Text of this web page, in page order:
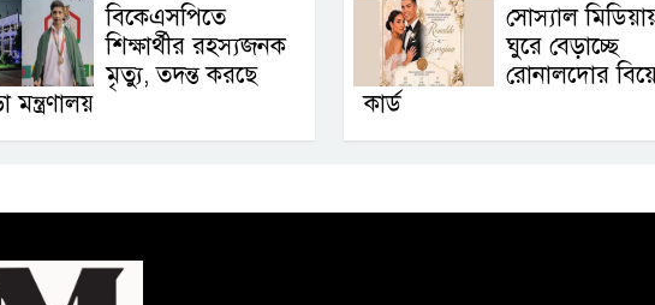
বিকেএসপিতে
শিক্ষার্থীর রহস্যজনক
মৃত্যু, তদন্ত করছে
মন্ত্রণালয়
সোস্যাল
ঘুরে বেড়াচ্ছে
রোনালদোর
কার্ড